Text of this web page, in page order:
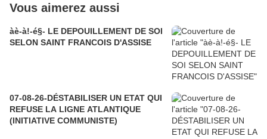
Vous aimerez aussi
àè-à!-é§- LE DEPOUILLEMENT DE SOI
SELON SAINT FRANCOIS D'ASSISE
07-08-26-DÉSTABILISER UN ETAT QUI
REFUSE LA LIGNE ATLANTIQUE
(INITIATIVE COMMUNISTE)